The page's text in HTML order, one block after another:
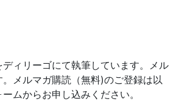
ィリーゴにて執筆しています。メル
メルマガ購読（無料)のご登録は以
ムからお申し込みください。